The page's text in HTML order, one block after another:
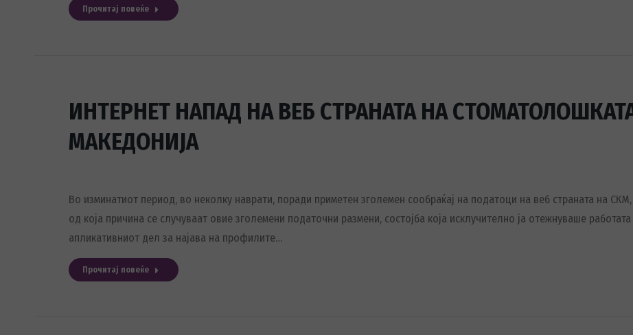
Прочитај повеќе
ИНТЕРНЕТ НАПАД НА ВЕБ СТРАНАТА НА
МАКЕДОНИЈА
Во изминатиот период, во неколку наврати, поради приметен зголемен сообраќај на податоци на веб страната на
од која причина се случуваат овие зголемени податочни размени, состојба која исклучително ја отежнуваше
апликативниот дел за најава на профилите…
Прочитај повеќе